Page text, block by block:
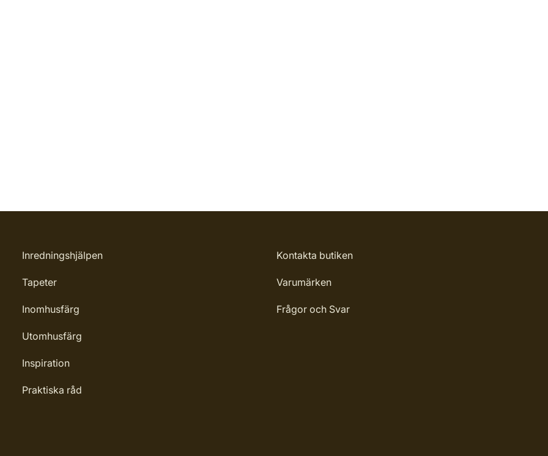
Inredningshjälpen
Tapeter
Inomhusfärg
Utomhusfärg
Inspiration
Praktiska råd
Kontakta butiken
Varumärken
Frågor och Svar